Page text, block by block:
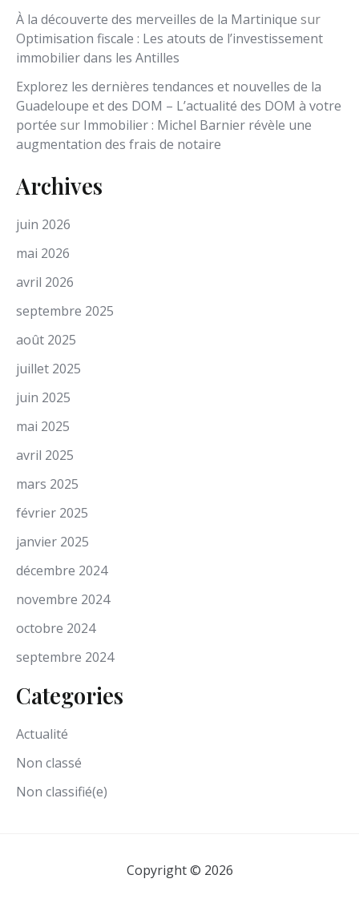
À la découverte des merveilles de la Martinique sur
Optimisation fiscale : Les atouts de l’investissement
immobilier dans les Antilles
Explorez les dernières tendances et nouvelles de la
Guadeloupe et des DOM – L’actualité des DOM à votre
portée sur Immobilier : Michel Barnier révèle une
augmentation des frais de notaire
Archives
juin 2026
mai 2026
avril 2026
septembre 2025
août 2025
juillet 2025
juin 2025
mai 2025
avril 2025
mars 2025
février 2025
janvier 2025
décembre 2024
novembre 2024
octobre 2024
septembre 2024
Categories
Actualité
Non classé
Non classifié(e)
Copyright © 2026